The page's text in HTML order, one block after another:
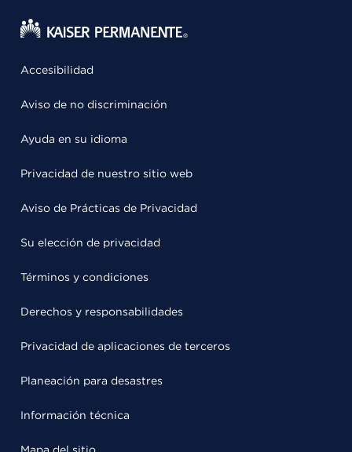
Accesibilidad
Aviso de no discriminación
Ayuda en su idioma
Privacidad de nuestro sitio web
Aviso de Prácticas de Privacidad
Su elección de privacidad
Términos y condiciones
Derechos y responsabilidades
Privacidad de aplicaciones de terceros
Planeación para desastres
Información técnica